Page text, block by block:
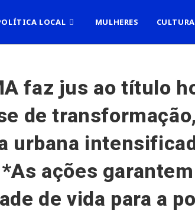
LOCAL MULHERES CULTURA
faz jus ao título
de
urbana
ações
de vida para a